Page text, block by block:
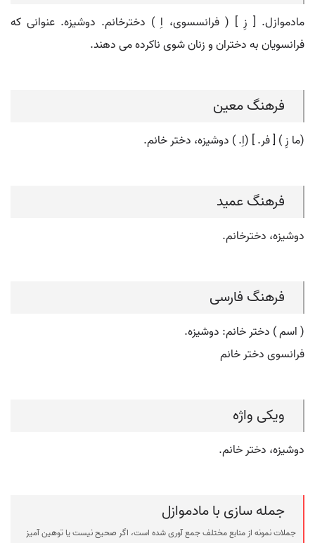
مادموازل. [ زِ ] ( فرانسسوی، اِ ) دخترخانم. دوشیزه. عنوانی که
فرانسویان به دختران و زنان شوی ناکرده می دهند.
فرهنگ معین
(ما زِ ) [ فر. ] (اِ. ) دوشیزه، دختر خانم.
فرهنگ عمید
دوشیزه، دخترخانم.
فرهنگ فارسی
( اسم ) دختر خانم: دوشیزه.
فرانسوی دختر خانم
ویکی واژه
دوشیزه، دختر خانم.
جمله سازی با مادموازل
جملات نمونه از منابع مختلف جمع آوری شده است، اگر صحیح نیست یا توهین آمیز